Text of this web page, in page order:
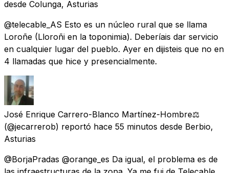
desde Colunga, Asturias
@telecable_AS Esto es un núcleo rural que se llama
Loroñe (Lloroñi en la toponimia). Deberíais dar servicio
en cualquier lugar del pueblo. Ayer en dijisteis que no en
4 llamadas que hice y presencialmente.
José Enrique Carrero-Blanco Martínez-Hombre⚖️
(@jecarrerob) reportó hace 55 minutos desde Berbio,
Asturias
@BorjaPradas @orange_es Da igual, el problema es de